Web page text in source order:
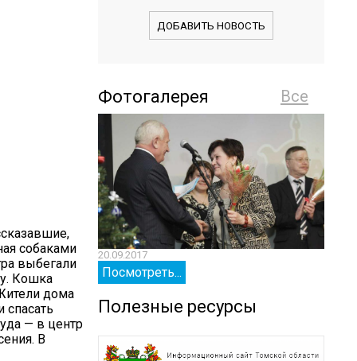
собаками
выбегали
Кошка
дома
спасать
— в центр
В
ДОБАВИТЬ НОВОСТЬ
Все
Фотогалерея
20.09.2017
Посмотреть...
Полезные ресурсы